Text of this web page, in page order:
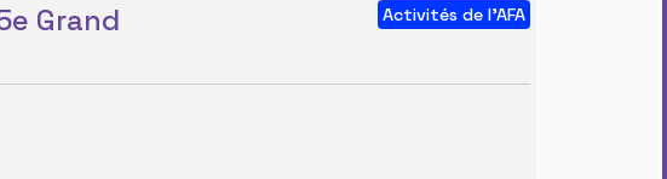
Grand
Activités de l'AFA